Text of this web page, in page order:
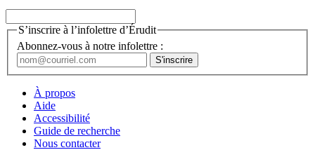
S’inscrire à l’infolettre d’Érudit
Abonnez-vous à notre infolettre :
À propos
Aide
Accessibilité
Guide de recherche
Nous contacter